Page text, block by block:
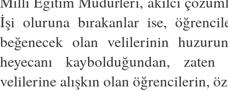
İşi oluruna bırakanlar ise,
beğenecek olan velilerinin
heyecanı kaybolduğundan, zaten
velilerine alışkın olan öğrencilerin,